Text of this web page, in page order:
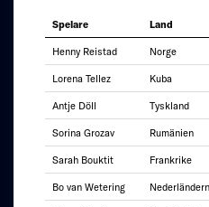
Spelare Land
Henny Reistad Norge
Lorena Tellez Kuba
Antje Döll Tyskland
Sorina Grozav Rumänien
Sarah Bouktit Frankrike
Bo van Wetering